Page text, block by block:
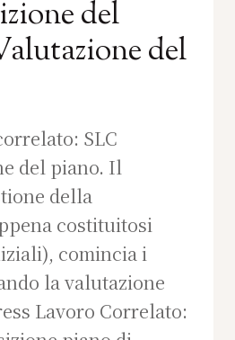
del
del
SLC
del piano. Il
della
costituitosi
comincia i
la valutazione
Lavoro Correlato: